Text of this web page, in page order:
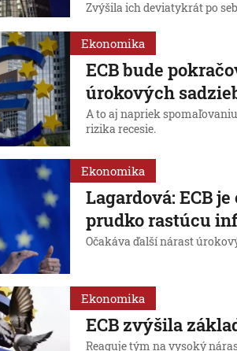
Zvýšila ich deviatykrát po
Ekonomika
ECB bude
úrokových
A to aj napriek
rizika recesie.
Ekonomika
Lagardová: ECB
prudko rastúcu
Očakáva ďalší nárast
Ekonomika
ECB zvýšila
Reaguje tým na vysoký